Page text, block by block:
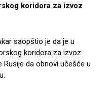
koridora za izvoz
saopštio je da je u
koridora za izvoz
Rusije da obnovi učešće u